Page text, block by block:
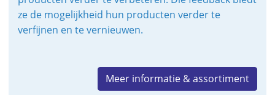
ze de mogelijkheid hun producten verder te
verfijnen en te vernieuwen.
Meer informatie & assortiment